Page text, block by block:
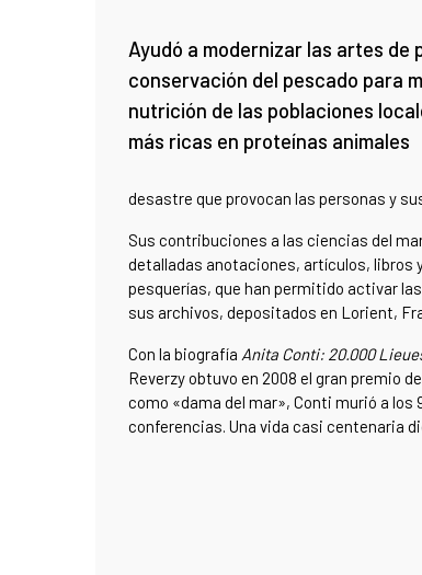
Ayudó a modernizar las artes de
conservación del pescado para
nutrición de las poblaciones
más ricas en proteínas animales
desastre que provocan las personas y
Sus contribuciones a las ciencias del
detalladas anotaciones, artículos, libros
pesquerías, que han permitido activar
sus archivos, depositados en Lorient,
Con la biografía Anita Conti: 20.000
Reverzy obtuvo en 2008 el gran premio
como «dama del mar», Conti murió a
conferencias. Una vida casi centenaria